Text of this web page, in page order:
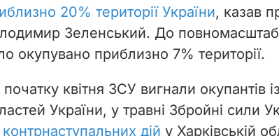
20% території України, казав
Зеленський. До
окупувано приблизно 7% території.
квітня ЗСУ вигнали окупантів
України, у травні Збройні сили
дій у Харківській